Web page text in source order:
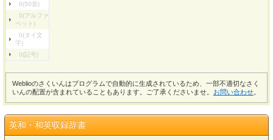
0(50音)
0(アルファ
ベット)
0(タイ文
字)
0(記号)
Weblioのさくいんはプログラムで自動的に生成されているため、一部不適切なさく
いんの配置が含まれていることもあります。ご了承くださいませ。 お問い合わせ
英和・和英収録辞書